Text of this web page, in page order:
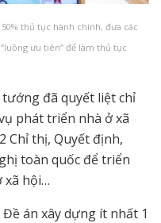
thủ tục hành chính, đưa các
ưu tiên” để làm thủ tục
đã quyết liệt chỉ
phát triển nhà ở xã
Chỉ thị, Quyết định,
toàn quốc để triển
xã hội…
án xây dựng ít nhất 1